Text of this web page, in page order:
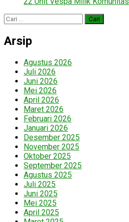
Cari
untuk:
Arsip
Agustus 2026
Juli 2026
Juni 2026
Mei 2026
April 2026
Maret 2026
Februari 2026
Januari 2026
Desember 2025
November 2025
Oktober 2025
September 2025
Agustus 2025
Juli 2025
Juni 2025
Mei 2025
April 2025